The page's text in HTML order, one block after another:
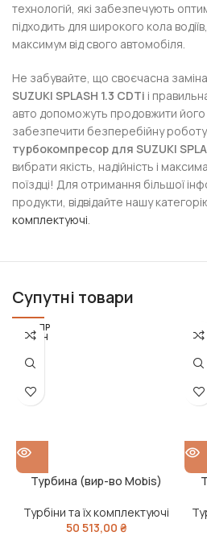
технологій, які забезпечують
підходить для широкого кола
максимум від свого автомобіля.
Не забувайте, що своєчасна заміна
SUZUKI SPLASH 1.3 CDTi і
авто допоможуть продовжити його
забезпечити безперебійну роботу
турбокомпресор для SUZUKI
вибрати якість, надійність і
поїздці! Для отримання більшої
продукти, відвідайте нашу
комплектуючі.
Супутні товари
РОЗПР
ОДАН
Турбина (вир-во Mobis)
Турбіни та їх комплектуючі
50 513,00 ₴